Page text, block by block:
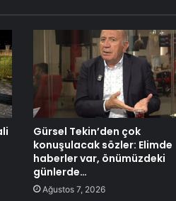
Gürsel Tekin’den çok
konuşulacak sözler: Elimde
haberler var, önümüzdeki
günlerde…
Ağustos 7, 2026